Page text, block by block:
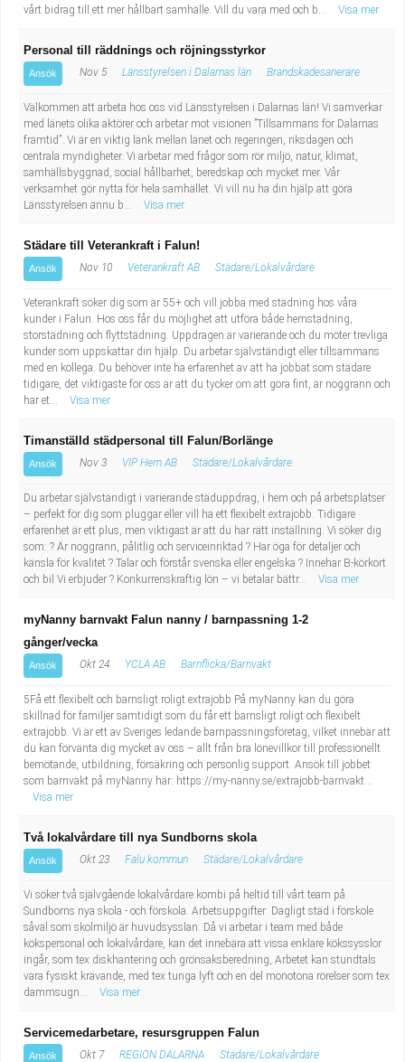
vårt bidrag till ett mer hållbart samhälle. Vill du vara med och b... Visa mer
Personal till räddnings och röjningsstyrkor
Ansök Nov 5 Länsstyrelsen i Dalarnas län Brandskadesanerare
Välkommen att arbeta hos oss vid Länsstyrelsen i Dalarnas län! Vi samverkar
med länets olika aktörer och arbetar mot visionen ”Tillsammans för Dalarnas
framtid”. Vi är en viktig länk mellan länet och regeringen, riksdagen och
centrala myndigheter. Vi arbetar med frågor som rör miljö, natur, klimat,
samhällsbyggnad, social hållbarhet, beredskap och mycket mer. Vår
verksamhet gör nytta för hela samhället. Vi vill nu ha din hjälp att göra
Länsstyrelsen ännu b...
Visa mer
Städare till Veterankraft i Falun!
Ansök Nov 10 Veterankraft AB Städare/Lokalvårdare
Veterankraft söker dig som är 55+ och vill jobba med städning hos våra
kunder i Falun. Hos oss får du möjlighet att utföra både hemstädning,
storstädning och flyttstädning. Uppdragen är varierande och du möter trevliga
kunder som uppskattar din hjälp. Du arbetar självständigt eller tillsammans
med en kollega. Du behöver inte ha erfarenhet av att ha jobbat som städare
tidigare, det viktigaste för oss är att du tycker om att göra fint, är noggrann och
har et...
Visa mer
Timanställd städpersonal till Falun/Borlänge
Ansök Nov 3 VIP Hem AB Städare/Lokalvårdare
Du arbetar självständigt i varierande städuppdrag, i hem och på arbetsplatser
– perfekt för dig som pluggar eller vill ha ett flexibelt extrajobb. Tidigare
erfarenhet är ett plus, men viktigast är att du har rätt inställning. Vi söker dig
som: ? Är noggrann, pålitlig och serviceinriktad ? Har öga för detaljer och
känsla för kvalitet ? Talar och förstår svenska eller engelska ? Innehar B-körkort
och bil Vi erbjuder ? Konkurrenskraftig lön – vi betalar bättr...
Visa mer
myNanny barnvakt Falun nanny / barnpassning 1-2
gånger/vecka
Ansök Okt 24 YCLA AB Barnflicka/Barnvakt
5Få ett flexibelt och barnsligt roligt extrajobb På myNanny kan du göra
skillnad för familjer samtidigt som du får ett barnsligt roligt och flexibelt
extrajobb. Vi är ett av Sveriges ledande barnpassningsföretag, vilket innebär att
du kan förvänta dig mycket av oss – allt från bra lönevillkor till professionellt
bemötande, utbildning, försäkring och personlig support. Ansök till jobbet
som barnvakt på myNanny här: https://my-nanny.se/extrajobb-barnvakt...
Visa mer
Två lokalvårdare till nya Sundborns skola
Ansök Okt 23 Falu kommun Städare/Lokalvårdare
Vi söker två självgående lokalvårdare kombi på heltid till vårt team på
Sundborns nya skola - och förskola. Arbetsuppgifter Dagligt städ i förskole
såväl som skolmiljö är huvudsysslan. Då vi arbetar i team med både
kökspersonal och lokalvårdare, kan det innebära att vissa enklare kökssysslor
ingår, som tex diskhantering och grönsaksberedning, Arbetet kan stundtals
vara fysiskt krävande, med tex tunga lyft och en del monotona rörelser som tex
dammsugn...
Visa mer
Servicemedarbetare, resursgruppen Falun
Ansök Okt 7 REGION DALARNA Städare/Lokalvårdare